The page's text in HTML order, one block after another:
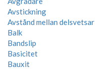
Avstickning
Avstånd mellan delsvetsar
Balk
Bandslip
Basicitet
Bauxit